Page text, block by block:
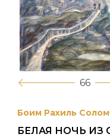
66
Боим Рахиль
БЕЛАЯ НОЧЬ ИЗ